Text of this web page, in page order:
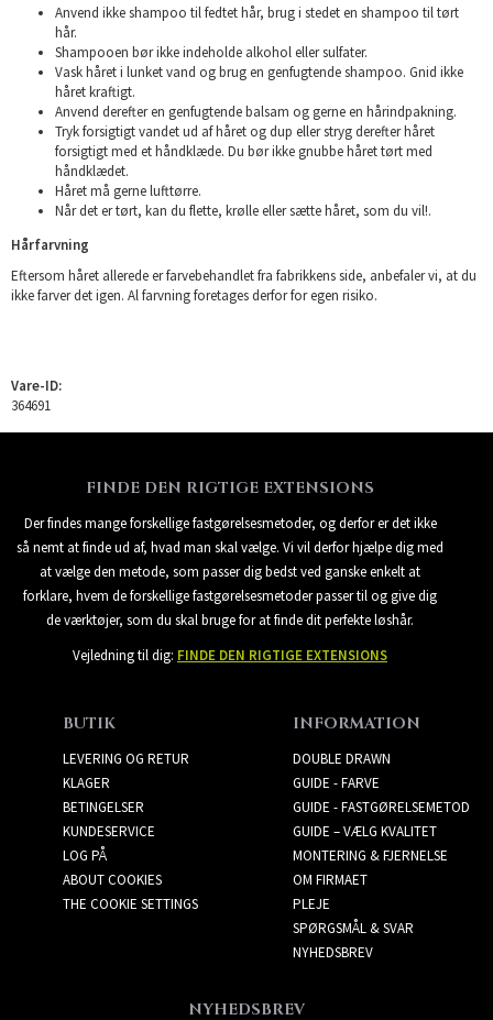
Anvend ikke shampoo til fedtet hår, brug i stedet en shampoo til tørt
hår.
Shampooen bør ikke indeholde alkohol eller sulfater.
Vask håret i lunket vand og brug en genfugtende shampoo. Gnid ikke
håret kraftigt.
Anvend derefter en genfugtende balsam og gerne en hårindpakning.
Tryk forsigtigt vandet ud af håret og dup eller stryg derefter håret
forsigtigt med et håndklæde. Du bør ikke gnubbe håret tørt med
håndklædet.
Håret må gerne lufttørre.
Når det er tørt, kan du flette, krølle eller sætte håret, som du vil!.
Hårfarvning
Eftersom håret allerede er farvebehandlet fra fabrikkens side, anbefaler vi, at du
ikke farver det igen. Al farvning foretages derfor for egen risiko.
Vare-ID:
364691
FINDE DEN RIGTIGE EXTENSIONS
Der findes mange forskellige fastgørelsesmetoder, og derfor er det ikke
så nemt at finde ud af, hvad man skal vælge. Vi vil derfor hjælpe dig med
at vælge den metode, som passer dig bedst ved ganske enkelt at
forklare, hvem de forskellige fastgørelsesmetoder passer til og give dig
de værktøjer, som du skal bruge for at finde dit perfekte løshår.
Vejledning til dig: FINDE DEN RIGTIGE EXTENSIONS
BUTIK
LEVERING OG RETUR
KLAGER
BETINGELSER
KUNDESERVICE
LOG PÅ
ABOUT COOKIES
THE COOKIE SETTINGS
INFORMATION
DOUBLE DRAWN
GUIDE - FARVE
GUIDE - FASTGØRELSEMETOD
GUIDE – VÆLG KVALITET
MONTERING & FJERNELSE
OM FIRMAET
PLEJE
SPØRGSMÅL & SVAR
NYHEDSBREV
NYHEDSBREV